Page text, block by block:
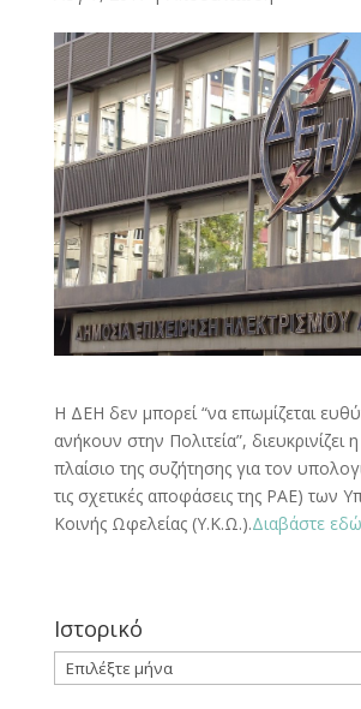
Η ΔΕΗ δεν μπορεί “να επωμίζεται
ανήκουν στην Πολιτεία”, διευκρινίζει
πλαίσιο της συζήτησης για τον
τις σχετικές αποφάσεις της ΡΑΕ) των
Κοινής Ωφελείας (Υ.Κ.Ω.).Διαβάστε
Ιστορικό
Ιστορικό